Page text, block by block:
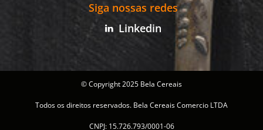
Siga nossas redes
Linkedin
© Copyright 2025 Bela Cereais
Todos os direitos reservados. Bela Cereais Comercio LTDA
CNPJ: 15.726.793/0001-06